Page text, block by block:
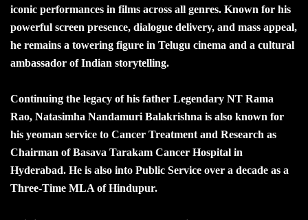
iconic performances in films across all genres. Known for his
powerful screen presence, dialogue delivery, and mass appeal,
he remains a towering figure in Telugu cinema and a cultural
ambassador of Indian storytelling.
Continuing the legacy of his father Legendary NT Rama
Rao, Natasimha Nandamuri Balakrishna is also known for
his yeoman service to Cancer Treatment and Research as
Chairman of Basava Tarakam Cancer Hospital in
Hyderabad. He is also into Public Service over a decade as a
Three-Time MLA of Hindupur.